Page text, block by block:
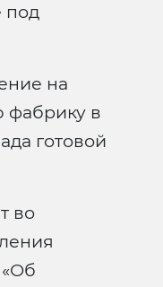
под
на
фабрику в
готовой
во